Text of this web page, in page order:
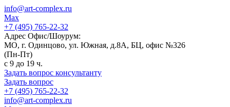
info@art-complex.ru
Max
+7 (495) 765-22-32
Адрес Офис/Шоурум:
МО, г. Одинцово, ул. Южная, д.8А, БЦ, офис №326
(Пн-Пт)
с 9 до 19 ч.
Задать вопрос консультанту
Задать вопрос
+7 (495) 765-22-32
info@art-complex.ru